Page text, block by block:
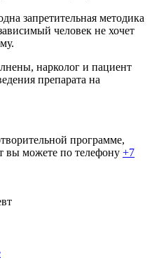
запретительная методика
человек не хочет
нарколог и пациент
препарата на
программе,
вы можете по телефону +7